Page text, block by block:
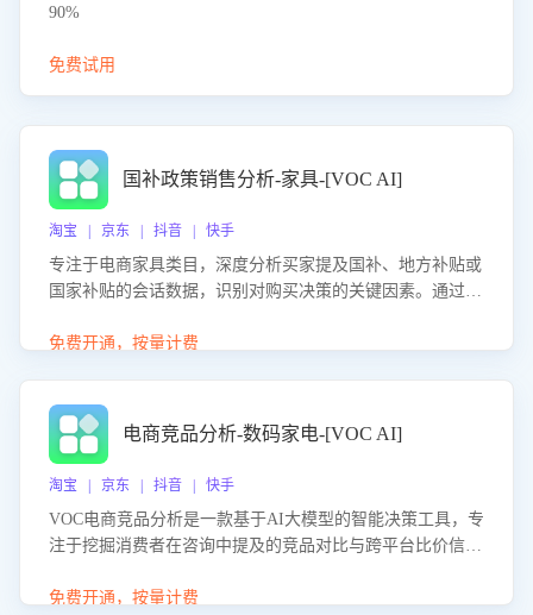
90%
免费试用
国补政策销售分析-家具-[VOC AI]
淘宝 | 京东 | 抖音 | 快手
专注于电商家具类目，深度分析买家提及国补、地方补贴或
国家补贴的会话数据，识别对购买决策的关键因素。通过AI
化策略，助力商家利用国补政策提升GMV。
免费开通，按量计费
电商竞品分析-数码家电-[VOC AI]
淘宝 | 京东 | 抖音 | 快手
VOC电商竞品分析是一款基于AI大模型的智能决策工具，专
注于挖掘消费者在咨询中提及的竞品对比与跨平台比价信
商品信息，进行多维度交叉对比，并分析消费者的比价行
免费开通，按量计费